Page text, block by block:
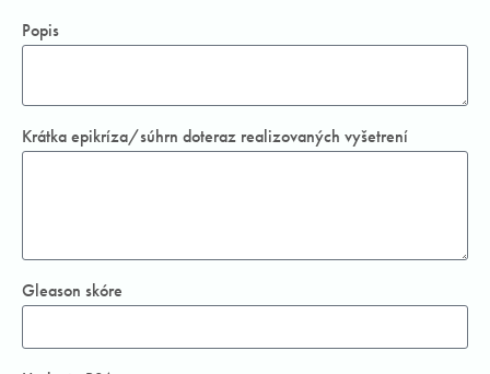
Popis
Krátka epikríza/súhrn doteraz realizovaných vyšetrení
Gleason skóre